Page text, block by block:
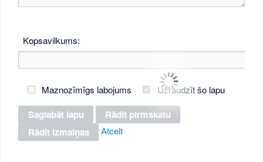
Kopsavilkums:
Maznozīmīgs labojums Uzraudzīt šo lapu
Atcelt